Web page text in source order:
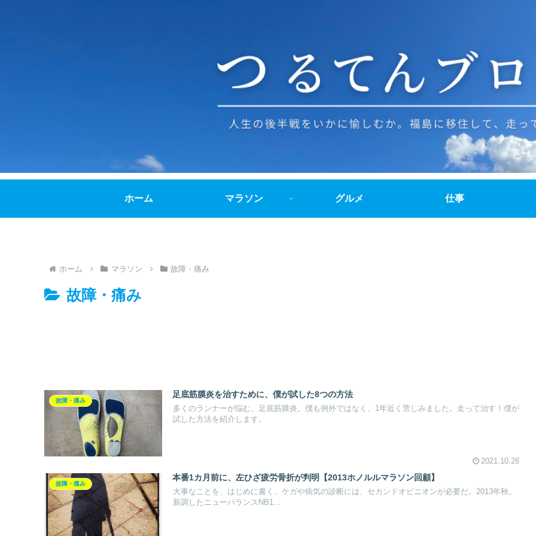
ホーム マラソン グルメ 仕事
ホーム マラソン 故障・痛み
故障・痛み
故障・痛み
足底筋膜炎を治すために、僕が試した8つの方法
多くのランナーが悩む、足底筋膜炎。僕も例外ではなく、1年近く苦しみました。走って治す！僕が
試した方法を紹介します。
2021.10.28
故障・痛み
本番1カ月前に、左ひざ疲労骨折が判明【2013ホノルルマラソン回顧】
大事なことを、はじめに書く。ケガや病気の診断には、セカンドオピニオンが必要だ。2013年秋。
新調したニューバランスNB1...